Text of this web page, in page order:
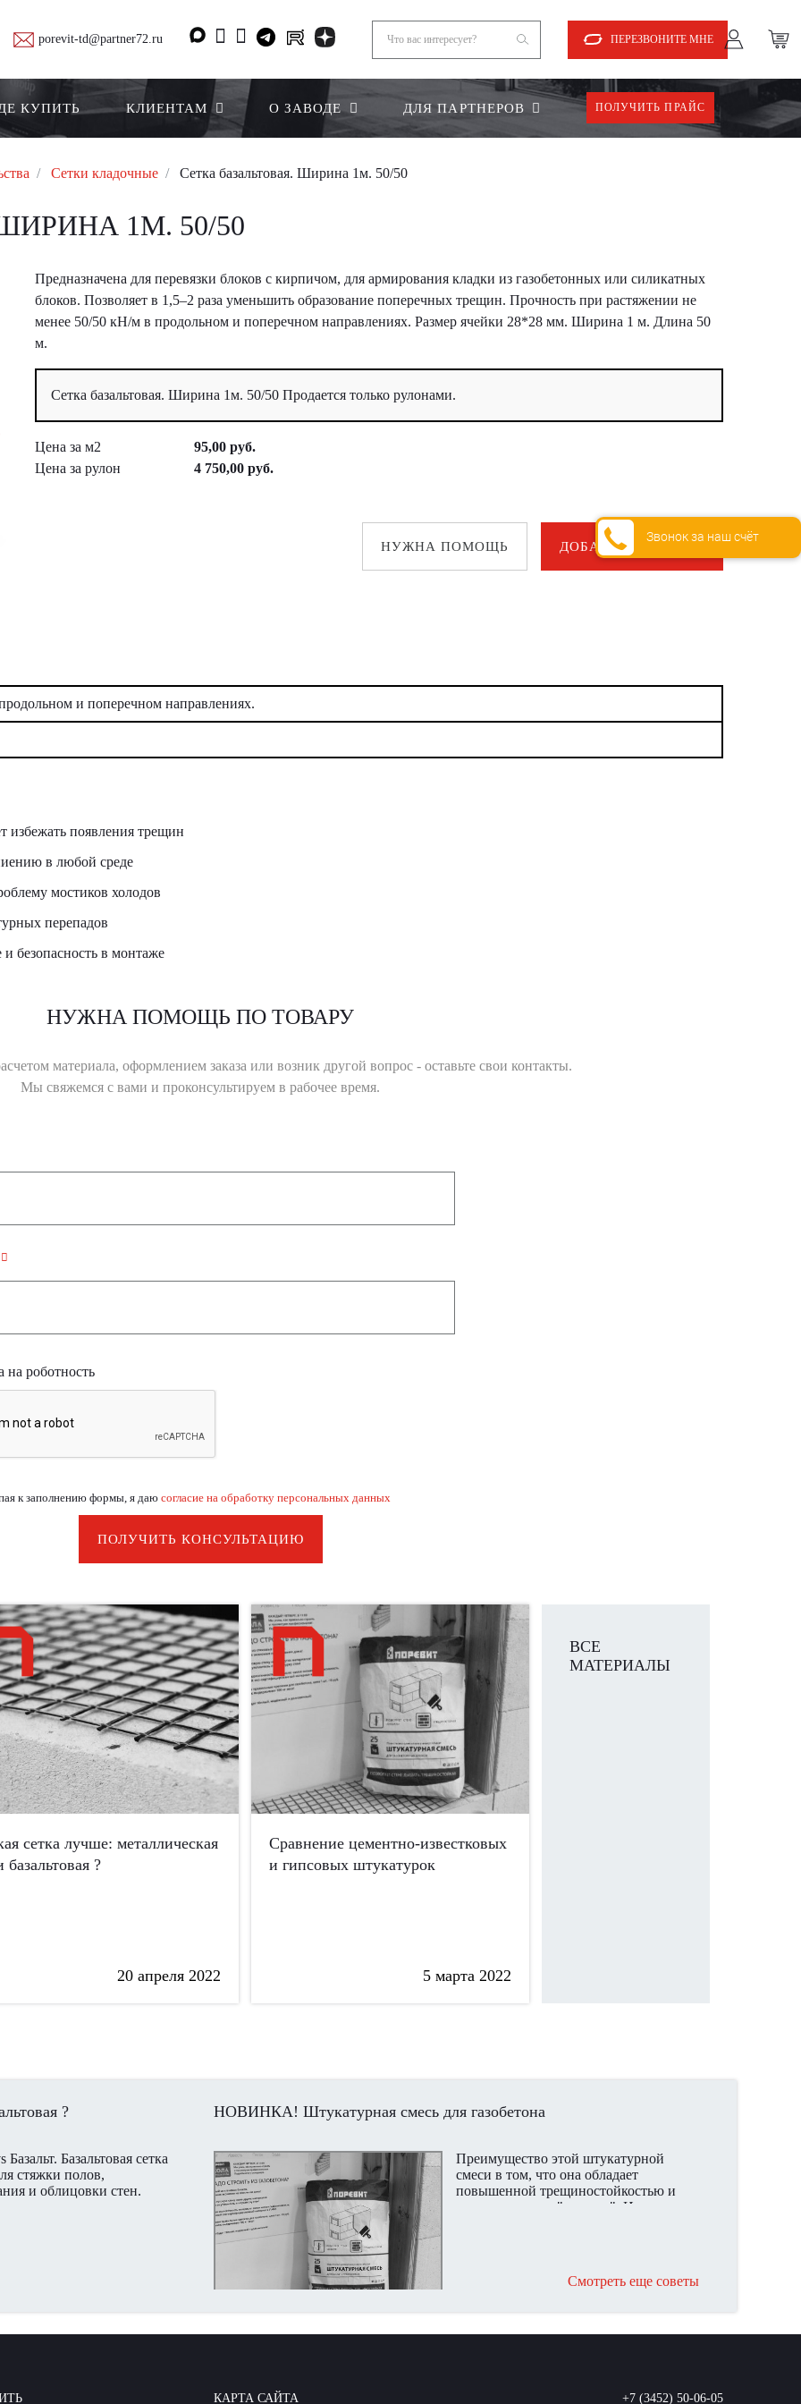
porevit-td@partner72.ru ПЕРЕЗВОНИТЕ МНЕ
КУПИТЬ КЛИЕНТАМ О ЗАВОДЕ ДЛЯ ПАРТНЕРОВ ПОЛУЧИТЬ ПРАЙС
Сетки кладочные Сетка базальтовая. Ширина 1м. 50/50
1М. 50/50
Предназначена для перевязки блоков с кирпичом, для армирования кладки из газобетонных или силикатных
блоков. Позволяет в 1,5–2 раза уменьшить образование поперечных трещин. Прочность при растяжении не
менее 50/50 кН/м в продольном и поперечном направлениях. Размер ячейки 28*28 мм. Ширина 1 м. Длина 50
м.
Сетка базальтовая. Ширина 1м. 50/50 Продается только рулонами.
Цена за м2
95,00 руб.
Цена за рулон
4 750,00 руб.
ДОБАВИТЬ В ЗАКАЗ
НУЖНА ПОМОЩЬ
и поперечном направлениях.
избежать появления трещин
в любой среде
мостиков холодов
перепадов
безопасность в монтаже
НУЖНА ПОМОЩЬ ПО ТОВАРУ
материала, оформлением заказа или возник другой вопрос - оставьте свои контакты.
Мы свяжемся с вами и проконсультируем в рабочее время.
на роботность
к заполнению формы, я даю согласие на обработку персональных данных
ПОЛУЧИТЬ КОНСУЛЬТАЦИЮ
сетка лучше: металлическая
базальтовая ?
20 апреля 2022
Сравнение цементно-известковых
и гипсовых штукатурок
5 марта 2022
ВСЕ
МАТЕРИАЛЫ
?
Базальтовая сетка
стяжки полов,
и облицовки стен.
своим уникальным
НОВИНКА! Штукатурная смесь для газобетона
Преимущество этой штукатурной
смеси в том, что она обладает
повышенной трещиностойкостью и
позволяет стене "дышать". Идеально
Смотреть еще советы
КАРТА САЙТА +7 (3452) 50-06-05
Звонок за наш счёт